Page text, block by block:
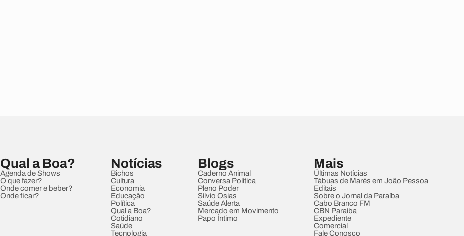
Qual a Boa?
Agenda de Shows
O que fazer?
Onde comer e beber?
Onde ficar?
Notícias
Bichos
Cultura
Economia
Educação
Política
Qual a Boa?
Cotidiano
Saúde
Tecnologia
Blogs
Caderno Animal
Conversa Política
Pleno Poder
Sílvio Osias
Saúde Alerta
Mercado em Movimento
Papo Íntimo
Mais
Últimas Notícias
Tábuas de Marés em João Pessoa
Editais
Sobre o Jornal da Paraíba
Cabo Branco FM
CBN Paraíba
Expediente
Comercial
Fale Conosco